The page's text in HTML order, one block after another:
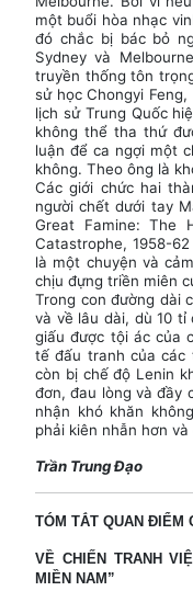
một buổi hòa nhạc
đó chắc bị bác bỏ
Sydney và
truyền thống tôn
sử học Chongyi
lịch sử Trung Quốc
không thể tha thứ
luận để ca ngợi một
không. Theo ông là
Các giới chức hai
người chết dưới tay
Great Famine: The
Catastrophe, 1958-
là một chuyện và
chịu đựng triền miên
Trong con đường dài
và về lâu dài, dù 10 tỉ
giấu được tội ác của
tế đấu tranh của các
còn bị chế độ Lenin
đơn, đau lòng và đầy
nhận khó khăn
phải kiên nhẫn hơn
Trần Trung Đạo
TÓM TẮT QUAN ĐIỂM
VỀ CHIẾN TRANH
MIỀN NAM”